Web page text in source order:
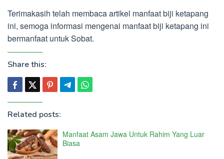
Terimakasih telah membaca artikel manfaat biji ketapang
ini, semoga informasi mengenai manfaat biji ketapang ini
bermanfaat untuk Sobat.
Share this:
Related posts:
Manfaat Asam Jawa Untuk Rahim Yang Luar
Biasa